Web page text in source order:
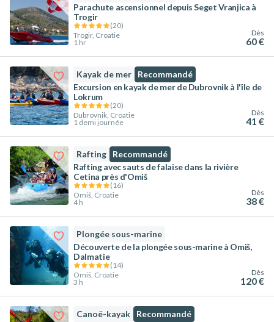
Parachute ascensionnel depuis Seget Vranjica à
Trogir
(20)
Trogir, Croatie
1 hr
Dès
60 €
Kayak de mer
Recommandé
Excursion en kayak de mer de Dubrovnik à l'île de
Lokrum
(20)
Dubrovnik, Croatie
1 demi journée
Dès
41 €
Rafting
Recommandé
Rafting avec sauts de falaise dans la rivière
Cetina près d'Omiš
(16)
Omiš, Croatie
4 h
Dès
38 €
Plongée sous-marine
Découverte de la plongée sous-marine à Omiš,
Dalmatie
(14)
Omiš, Croatie
3 h
Dès
120 €
Canoë-kayak
Recommandé